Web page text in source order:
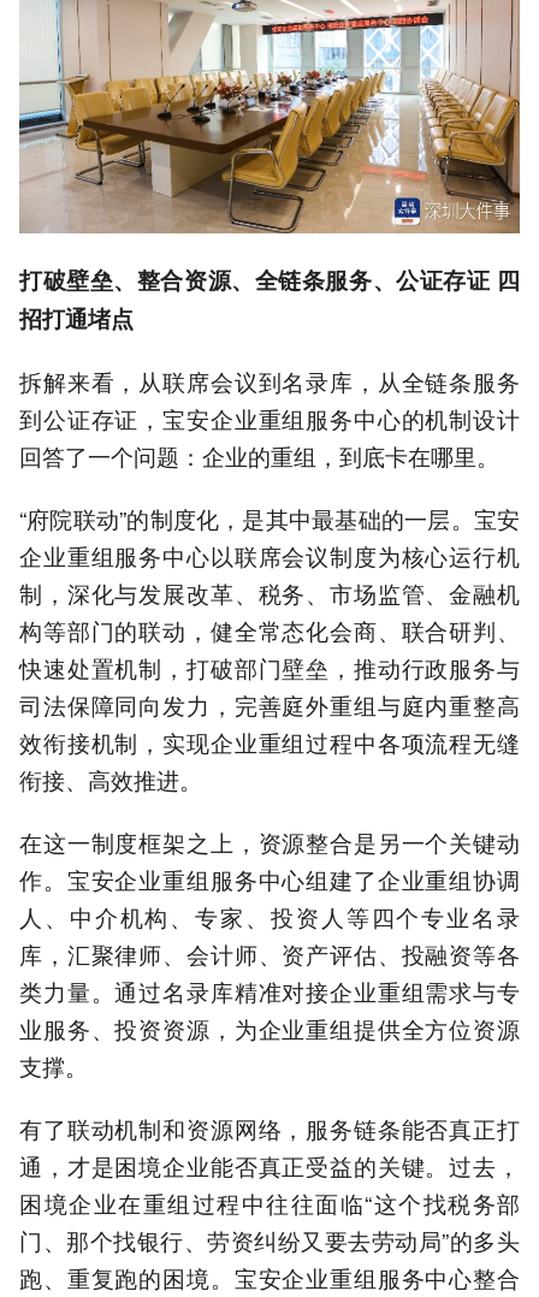
打破壁垒、整合资源、全链条服务、公证存证 四
招打通堵点
拆解来看，从联席会议到名录库，从全链条服务
到公证存证，宝安企业重组服务中心的机制设计
回答了一个问题：企业的重组，到底卡在哪里。
“府院联动”的制度化，是其中最基础的一层。宝安
企业重组服务中心以联席会议制度为核心运行机
制，深化与发展改革、税务、市场监管、金融机
构等部门的联动，健全常态化会商、联合研判、
快速处置机制，打破部门壁垒，推动行政服务与
司法保障同向发力，完善庭外重组与庭内重整高
效衔接机制，实现企业重组过程中各项流程无缝
衔接、高效推进。
在这一制度框架之上，资源整合是另一个关键动
作。宝安企业重组服务中心组建了企业重组协调
人、中介机构、专家、投资人等四个专业名录
库，汇聚律师、会计师、资产评估、投融资等各
类力量。通过名录库精准对接企业重组需求与专
业服务、投资资源，为企业重组提供全方位资源
支撑。
有了联动机制和资源网络，服务链条能否真正打
通，才是困境企业能否真正受益的关键。过去，
困境企业在重组过程中往往面临“这个找税务部
门、那个找银行、劳资纠纷又要去劳动局”的多头
跑、重复跑的困境。宝安企业重组服务中心整合